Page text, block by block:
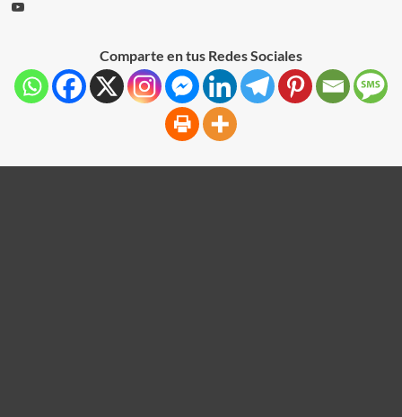
Comparte en tus Redes Sociales